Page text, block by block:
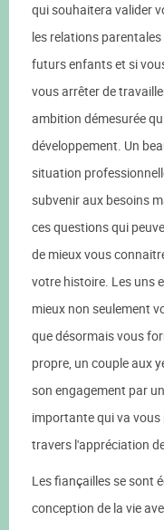
qui souhaitera valider
les relations
futurs enfants et si
vous arrêter de
ambition démesurée
développement. Un
situation
subvenir aux besoins
ces questions qui
de mieux vous
votre histoire. Les uns
mieux non seulement
que désormais vous
propre, un couple aux
son engagement par
importante qui va
travers l'appréciation
Les fiançailles se sont
conception de la vie